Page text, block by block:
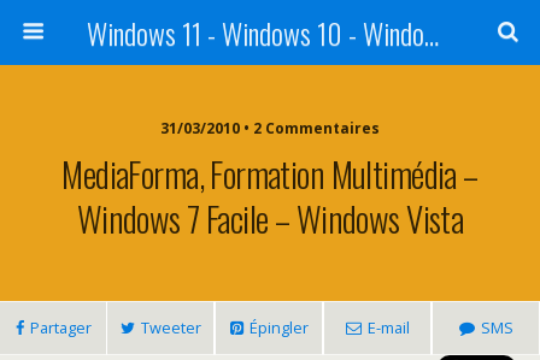
Windows 11 - Windows 10 - Windows 8 - Windows 7 - VISTA
31/03/2010 • 2 Commentaires
MediaForma, Formation Multimédia –
Windows 7 Facile – Windows Vista
Partager Tweeter Épingler E-mail SMS